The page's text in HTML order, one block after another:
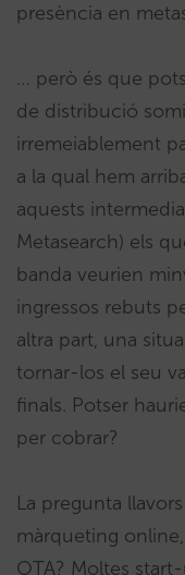
presència en
… però és que
de distribució
irremeiablement
a la qual hem
aquests
Metasearch) els
banda veurien
ingressos rebuts
altra part, una
tornar-los el seu
finals. Potser
per cobrar?
La pregunta
màrqueting
OTA? Moltes